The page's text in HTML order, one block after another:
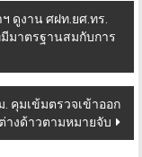
ดูงาน ศฝท.ยศ.ทร.
มาตรฐานสมกับการ
คุมเข้มตรวจเข้าออก
งด้าวตามหมายจับ